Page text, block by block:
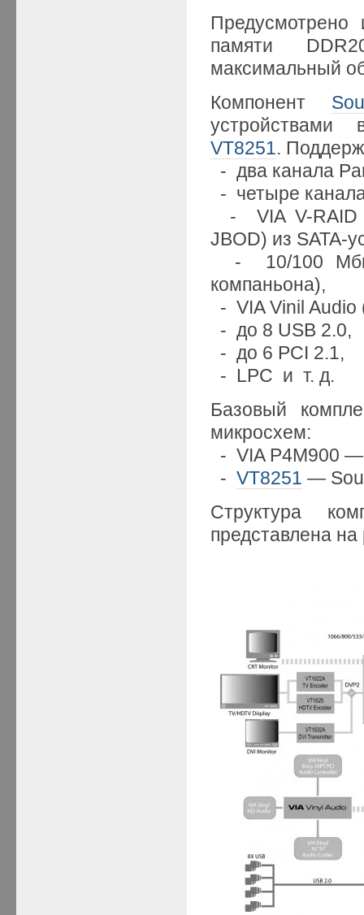
Предусмотрено
памяти
максимальный
Компонент
устройствами
VT8251.
- два канала
- четыре
- VIA V-RAID
JBOD) из SATA-
- 10/100
компаньона),
- VIA Vinil Audio
- до 8 USB 2.0,
- до 6 PCI 2.1,
- LPC и т. д.
Базовый
микросхем:
- VIA P4M900 —
-VT8251 —
Структура
представлена на